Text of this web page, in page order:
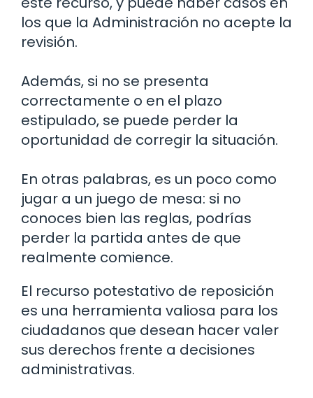
los que la Administración no acepte la
revisión.
Además, si no se presenta
correctamente o en el plazo
estipulado, se puede perder la
oportunidad de corregir la situación.
En otras palabras, es un poco como
jugar a un juego de mesa: si no
conoces bien las reglas, podrías
perder la partida antes de que
realmente comience.
El recurso potestativo de reposición
es una herramienta valiosa para los
ciudadanos que desean hacer valer
sus derechos frente a decisiones
administrativas.